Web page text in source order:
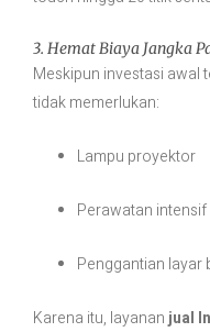
3. Hemat Biaya Jangka
Meskipun investasi awal
tidak memerlukan:
Lampu proyektor
Perawatan intensif
Penggantian layar
Karena itu, layananjual